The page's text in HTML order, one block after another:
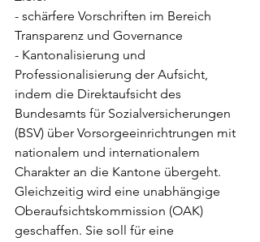
- schärfere Vorschriften im Bereich
Transparenz und Governance
- Kantonalisierung und
Professionalisierung der Aufsicht,
indem die Direktaufsicht des
Bundesamts für Sozialversicherungen
(BSV) über Vorsorgeeinrichtrungen mit
nationalem und internationalem
Charakter an die Kantone übergeht.
Gleichzeitig wird eine unabhängige
Oberaufsichtskommission (OAK)
geschaffen. Sie soll für eine